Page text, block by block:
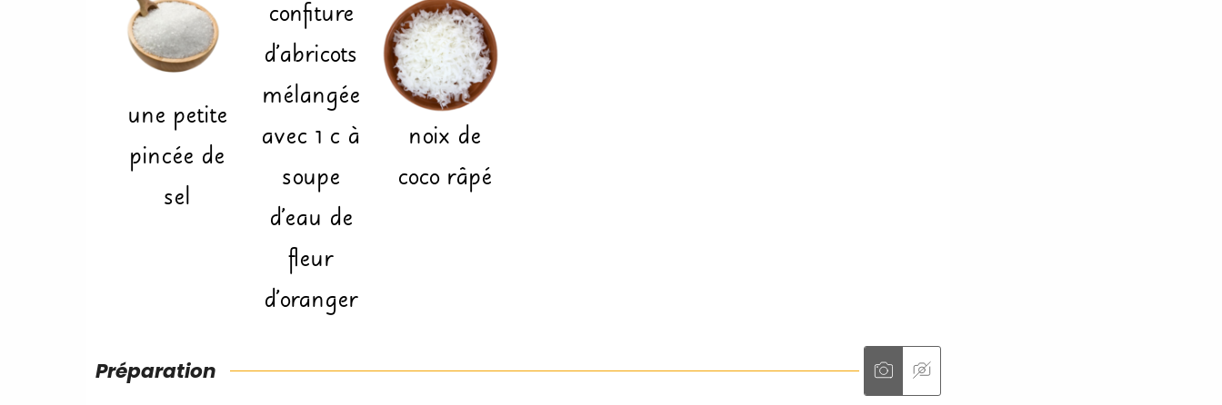
une petite
pincée de
sel
confiture
d'abricots
mélangée
avec 1 c à
soupe
d'eau de
fleur
d'oranger
noix de
coco râpé
Préparation